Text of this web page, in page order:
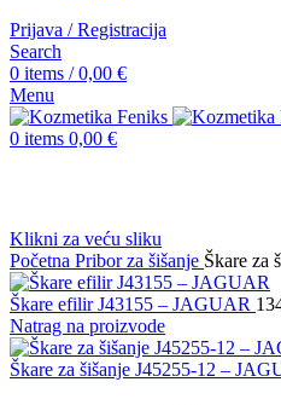
Prijava / Registracija
Search
0 items / 0,00 €
Menu
0 items 0,00 €
Klikni za veću sliku
Početna Pribor za šišanje Škare za
Škare efilir J43155 – JAGUAR
Natrag na proizvode
Škare za šišanje J45255-12 –